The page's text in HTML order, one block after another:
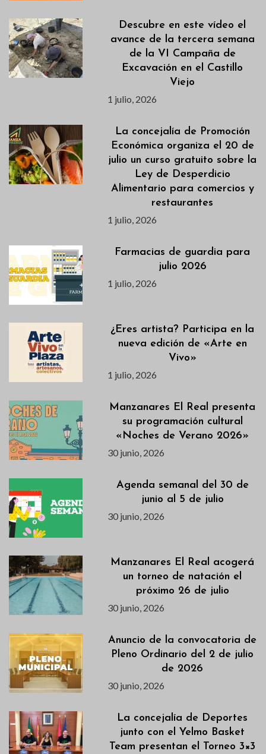
Descubre en este vídeo el
avance de la tercera semana
de la VI Campaña de
Excavación en el Castillo
Viejo
1 julio, 2026
La concejalía de Promoción
Económica organiza el 20 de
julio un curso gratuito sobre la
Ley de Desperdicio
Alimentario para comercios y
restaurantes
1 julio, 2026
Farmacias de guardia para
julio 2026
1 julio, 2026
¿Eres artista? Participa en la
nueva edición de «Arte en
Vivo»
1 julio, 2026
Manzanares El Real presenta
su programación cultural
«Noches de Verano 2026»
30 junio, 2026
Agenda semanal del 30 de
junio al 5 de julio
30 junio, 2026
Manzanares El Real acogerá
un torneo de natación el
próximo 26 de julio
30 junio, 2026
Anuncio de la convocatoria de
Pleno Ordinario del 2 de julio
de 2026
30 junio, 2026
La concejalía de Deportes
junto con el Yelmo Basket
Team presentan el Torneo 3×3